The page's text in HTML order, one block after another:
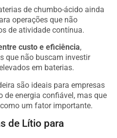
de chumbo-ácido ainda
operações que não
de atividade contínua.
custo e eficiência
que não buscam investir
em baterias.
são ideais para empresas
energia confiável, mas que
um fator importante.
de Lítio para